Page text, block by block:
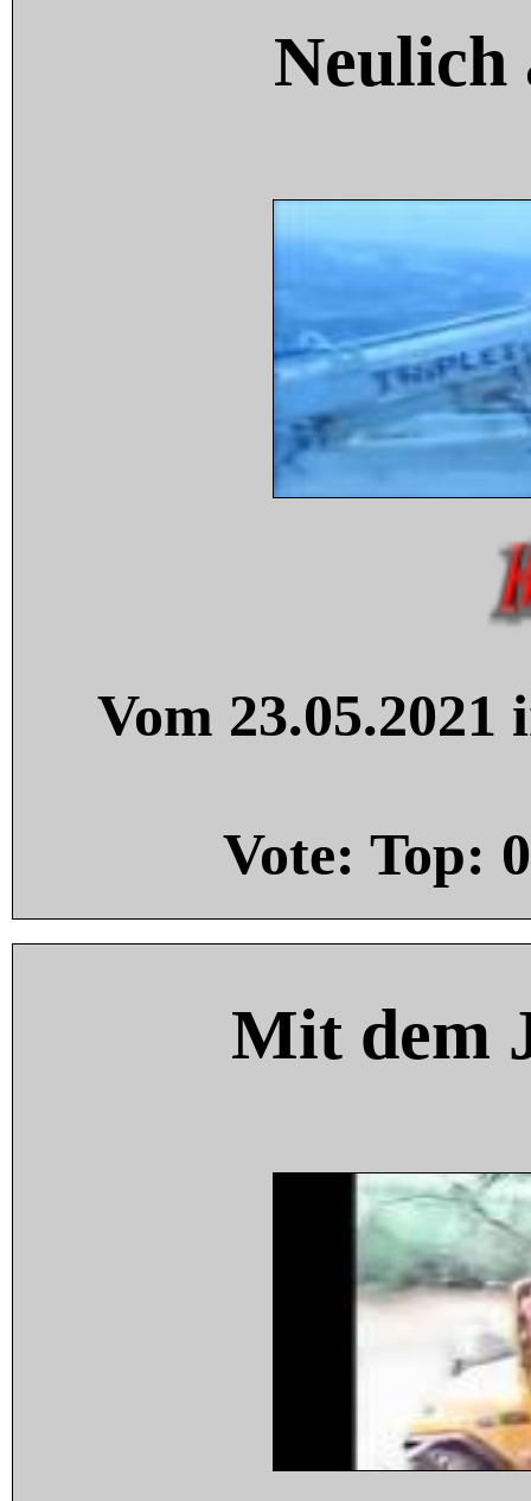
Neulich
Vom
Vote: Top: 0
Mit dem